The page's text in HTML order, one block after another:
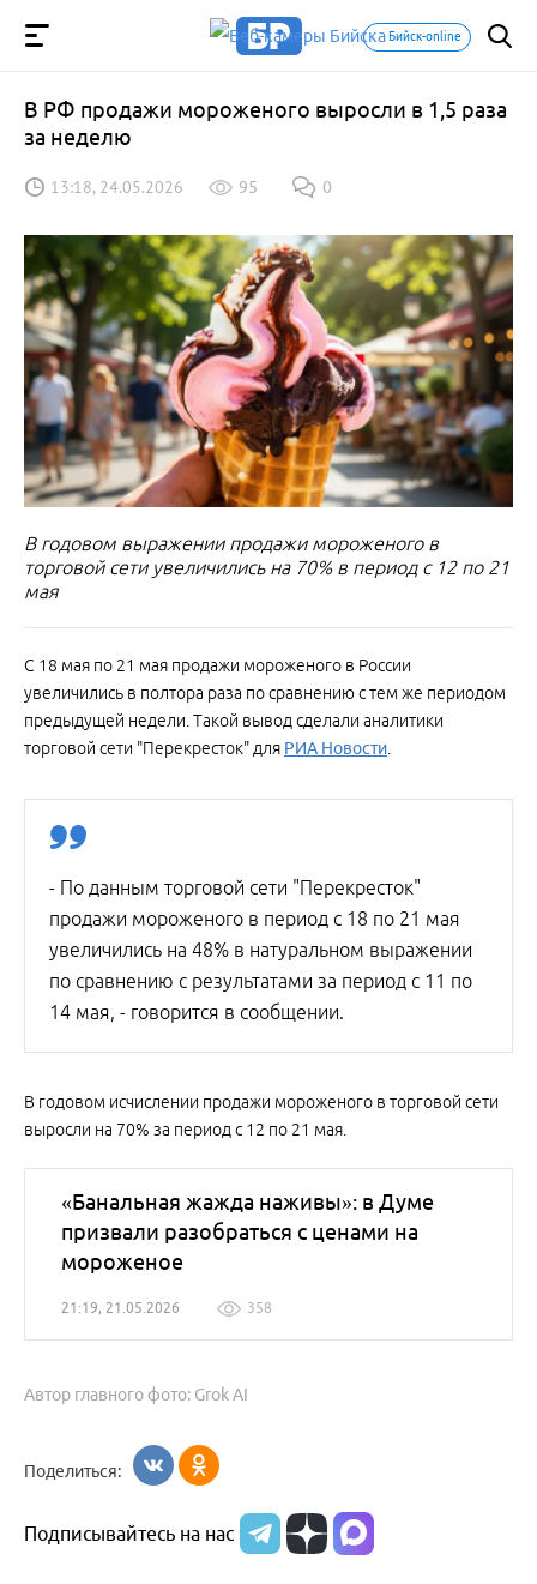
Бийск-online
В РФ продажи мороженого выросли в 1,5 раза
за неделю
13:18, 24.05.2026 95 0
В годовом выражении продажи мороженого в
торговой сети увеличились на 70% в период с 12 по 21
мая
С 18 мая по 21 мая продажи мороженого в России
увеличились в полтора раза по сравнению с тем же периодом
предыдущей недели. Такой вывод сделали аналитики
торговой сети "Перекресток" для РИА Новости.
- По данным торговой сети "Перекресток"
продажи мороженого в период с 18 по 21 мая
увеличились на 48% в натуральном выражении
по сравнению с результатами за период с 11 по
14 мая, - говорится в сообщении.
В годовом исчислении продажи мороженого в торговой сети
выросли на 70% за период с 12 по 21 мая.
«Банальная жажда наживы»: в Думе
призвали разобраться с ценами на
мороженое
21:19, 21.05.2026 358
Автор главного фото: Grok AI
Поделиться:
Подписывайтесь на нас